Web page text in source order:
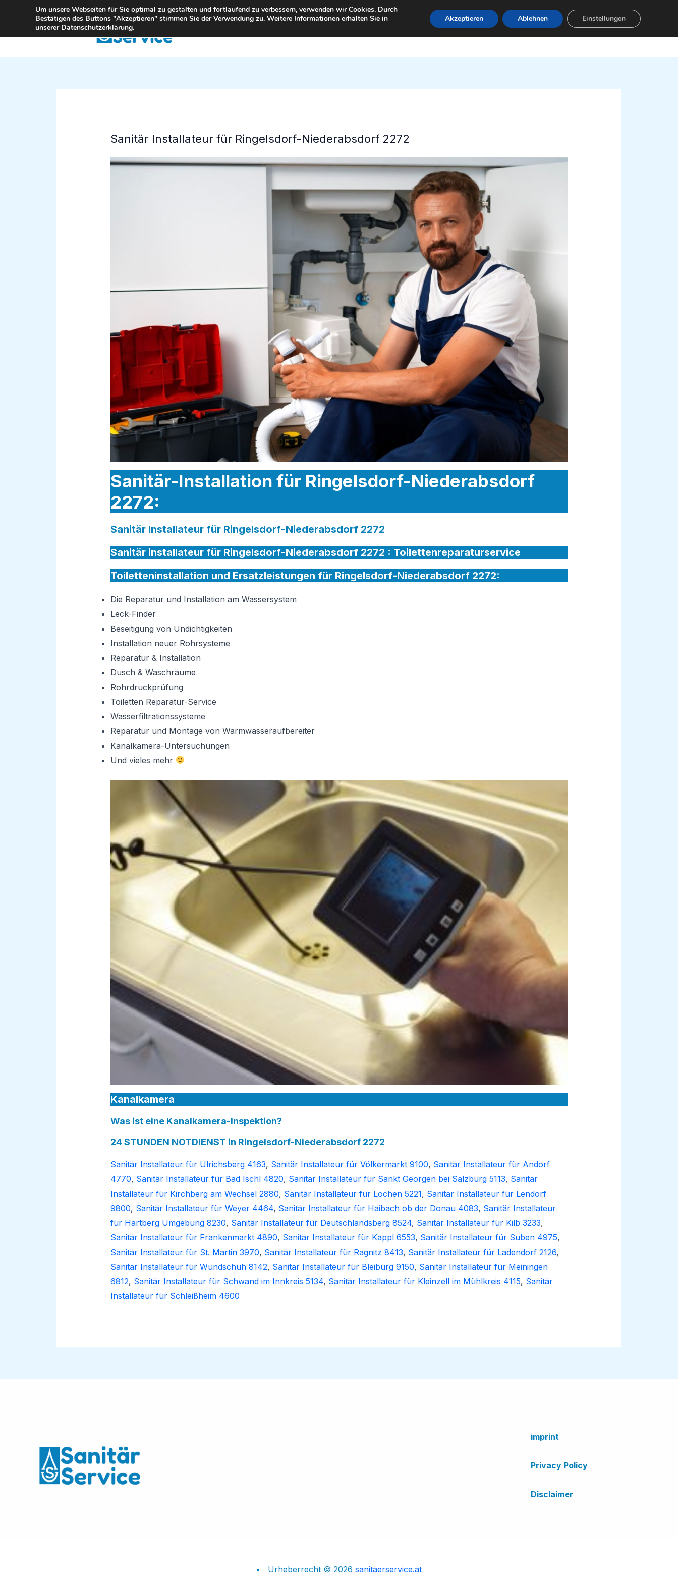
springen
StartSeite Leistungen Servicebereiche
Sanitär Installateur für Ringelsdorf-Niederabsdorf 2272
Sanitär-Installation für Ringelsdorf-Niederabsdorf
2272:
Sanitär Installateur für Ringelsdorf-Niederabsdorf 2272
Sanitär installateur für Ringelsdorf-Niederabsdorf 2272 : Toilettenreparaturservice
Toiletteninstallation und Ersatzleistungen für Ringelsdorf-Niederabsdorf 2272:
Die Reparatur und Installation am Wassersystem
Leck-Finder
Beseitigung von Undichtigkeiten
Installation neuer Rohrsysteme
Reparatur & Installation
Dusch & Waschräume
Rohrdruckprüfung
Toiletten Reparatur-Service
Wasserfiltrationssysteme
Reparatur und Montage von Warmwasseraufbereiter
Kanalkamera-Untersuchungen
Und vieles mehr
Kanalkamera
Was ist eine Kanalkamera-Inspektion?
24 STUNDEN NOTDIENST in Ringelsdorf-Niederabsdorf 2272
Sanitär Installateur für Ulrichsberg 4163, Sanitär Installateur für Völkermarkt 9100, Sanitär Installateur für Andorf
4770, Sanitär Installateur für Bad Ischl 4820, Sanitär Installateur für Sankt Georgen bei Salzburg 5113, Sanitär
Installateur für Kirchberg am Wechsel 2880, Sanitär Installateur für Lochen 5221, Sanitär Installateur für Lendorf
9800, Sanitär Installateur für Weyer 4464, Sanitär Installateur für Haibach ob der Donau 4083, Sanitär Installateur
für Hartberg Umgebung 8230, Sanitär Installateur für Deutschlandsberg 8524, Sanitär Installateur für Kilb 3233,
Sanitär Installateur für Frankenmarkt 4890, Sanitär Installateur für Kappl 6553, Sanitär Installateur für Suben 4975,
Sanitär Installateur für St. Martin 3970, Sanitär Installateur für Ragnitz 8413, Sanitär Installateur für Ladendorf 2126,
Sanitär Installateur für Wundschuh 8142, Sanitär Installateur für Bleiburg 9150, Sanitär Installateur für Meiningen
6812, Sanitär Installateur für Schwand im Innkreis 5134, Sanitär Installateur für Kleinzell im Mühlkreis 4115, Sanitär
Installateur für Schleißheim 4600
imprint
Privacy Policy
Disclaimer
Urheberrecht © 2026 sanitaerservice.at
Um unsere Webseiten für Sie optimal zu gestalten und fortlaufend zu verbessern, verwenden wir Cookies. Durch
Bestätigen des Buttons "Akzeptieren" stimmen Sie der Verwendung zu. Weitere Informationen erhalten Sie in
unserer Datenschutzerklärung.
Akzeptieren Ablehnen Einstellungen